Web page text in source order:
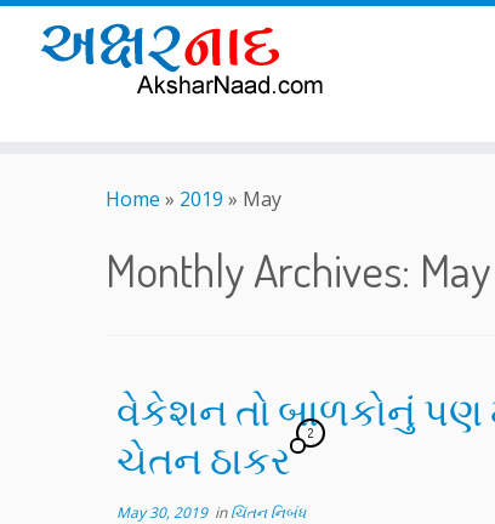
Home » 2019 » May
Monthly Archives:
વેકેશન તો બાળકોનું પણ
ચેતન ઠાકર
2
May 30, 2019inચિંતન નિબંધ